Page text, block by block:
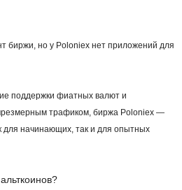
биржи, но у Poloniex нет приложений для
поддержки фиатных валют и
трафиком, биржа Poloniex —
для начинающих, так и для опытных